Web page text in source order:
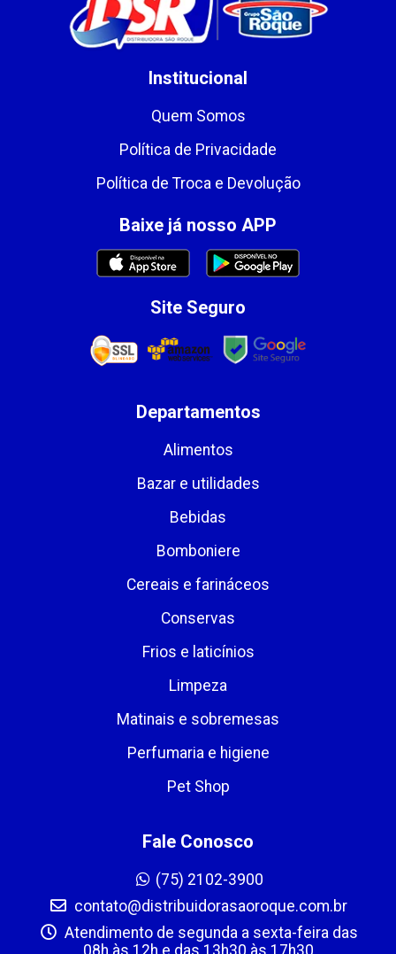
Institucional
Quem Somos
Política de Privacidade
Política de Troca e Devolução
Baixe já nosso APP
Site Seguro
Departamentos
Alimentos
Bazar e utilidades
Bebidas
Bomboniere
Cereais e farináceos
Conservas
Frios e laticínios
Limpeza
Matinais e sobremesas
Perfumaria e higiene
Pet Shop
Fale Conosco
(75) 2102-3900
contato@distribuidorasaoroque.com.br
Atendimento de segunda a sexta-feira das
08h às 12h e das 13h30 às 17h30